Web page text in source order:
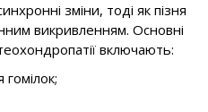
зміни, тоді як пізня
викривленням. Основні
включають: